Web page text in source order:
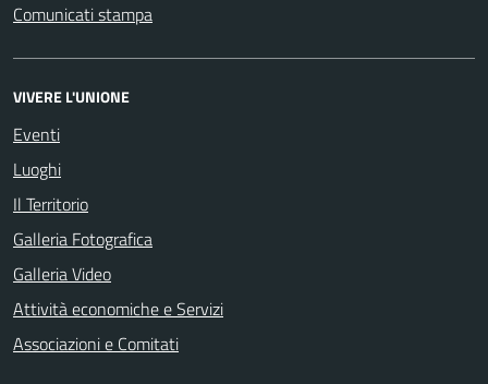
Comunicati stampa
VIVERE L'UNIONE
Eventi
Luoghi
Il Territorio
Galleria Fotografica
Galleria Video
Attività economiche e Servizi
Associazioni e Comitati